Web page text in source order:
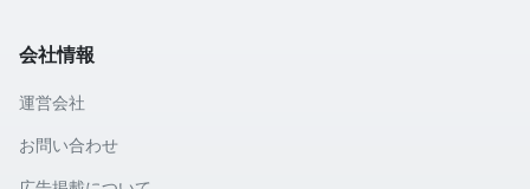
会社情報
運営会社
お問い合わせ